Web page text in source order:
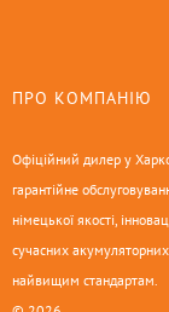
ПРО КОМПАНІЮ
Офіційний дилер у
гарантійне
німецької якості,
сучасних акумуляторних
найвищим стандартам.